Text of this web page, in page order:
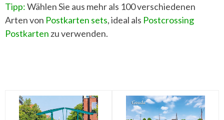
Tipp:Wählen Sie aus mehr als 100 verschiedenen
Arten von Postkarten sets, ideal als Postcrossing
Postkarten zu verwenden.